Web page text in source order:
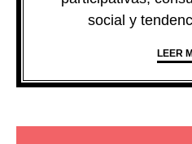
social y
LEER